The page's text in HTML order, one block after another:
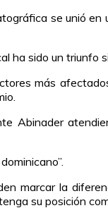
se unió
ha sido un triunfo
más
Abinader
marcar la
su posición